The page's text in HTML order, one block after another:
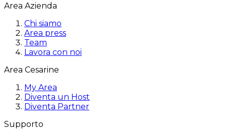
Area Azienda
Chi siamo
Area press
Team
Lavora con noi
Area Cesarine
My Area
Diventa un Host
Diventa Partner
Supporto